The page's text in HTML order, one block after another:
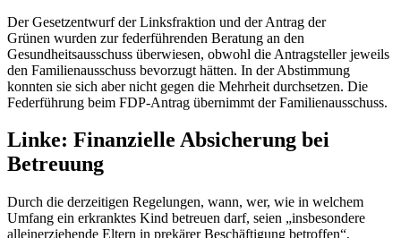
Der Gesetzentwurf der Linksfraktion und der Antrag der
Grünen wurden zur federführenden Beratung an den
Gesundheitsausschuss überwiesen, obwohl die Antragsteller jeweils
den Familienausschuss bevorzugt hätten. In der Abstimmung
konnten sie sich aber nicht gegen die Mehrheit durchsetzen. Die
Federführung beim FDP-Antrag übernimmt der Familienausschuss.
Linke: Finanzielle Absicherung bei
Betreuung
Durch die derzeitigen Regelungen, wann, wer, wie in welchem
Umfang ein erkranktes Kind betreuen darf, seien „insbesondere
alleinerziehende Eltern in prekärer Beschäftigung betroffen“,